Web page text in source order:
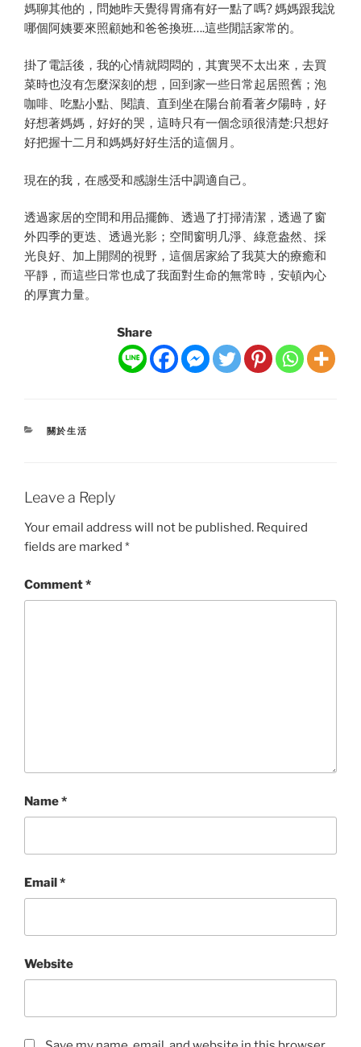
媽聊其他的，問她昨天覺得胃痛有好一點了嗎? 媽媽跟我說
哪個阿姨要來照顧她和爸爸換班….這些閒話家常的。
掛了電話後，我的心情就悶悶的，其實哭不太出來，去買
菜時也沒有怎麼深刻的想，回到家一些日常起居照舊；泡
咖啡、吃點小點、閱讀、直到坐在陽台前看著夕陽時，好
好想著媽媽，好好的哭，這時只有一個念頭很清楚:只想好
好把握十二月和媽媽好好生活的這個月。
現在的我，在感受和感謝生活中調適自己。
透過家居的空間和用品擺飾、透過了打掃清潔，透過了窗
外四季的更迭、透過光影；空間窗明几淨、綠意盎然、採
光良好、加上開闊的視野，這個居家給了我莫大的療癒和
平靜，而這些日常也成了我面對生命的無常時，安頓內心
的厚實力量。
Share
CATEGORIES
關於生活
Leave a Reply
Your email address will not be published. Required
fields are marked *
Comment*
Name*
Email*
Website